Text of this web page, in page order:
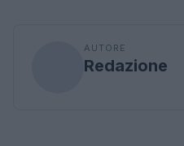
AUTORE
Redazione